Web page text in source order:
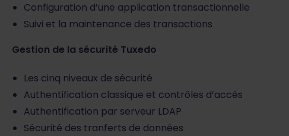
Configuration d’une application transactionnelle
Suivi et la maintenance des transactions
Gestion de la sécurité Tuxedo
Les cinq niveaux de sécurité
Authentification classique et contrôles d’accès
Authentification par serveur LDAP
Sécurité des tranferts de données